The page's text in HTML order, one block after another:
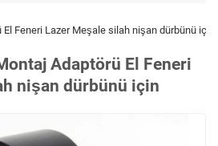
Feneri Lazer Meşale silah nişan dürbünü için
Adaptörü El Feneri
nişan dürbünü için